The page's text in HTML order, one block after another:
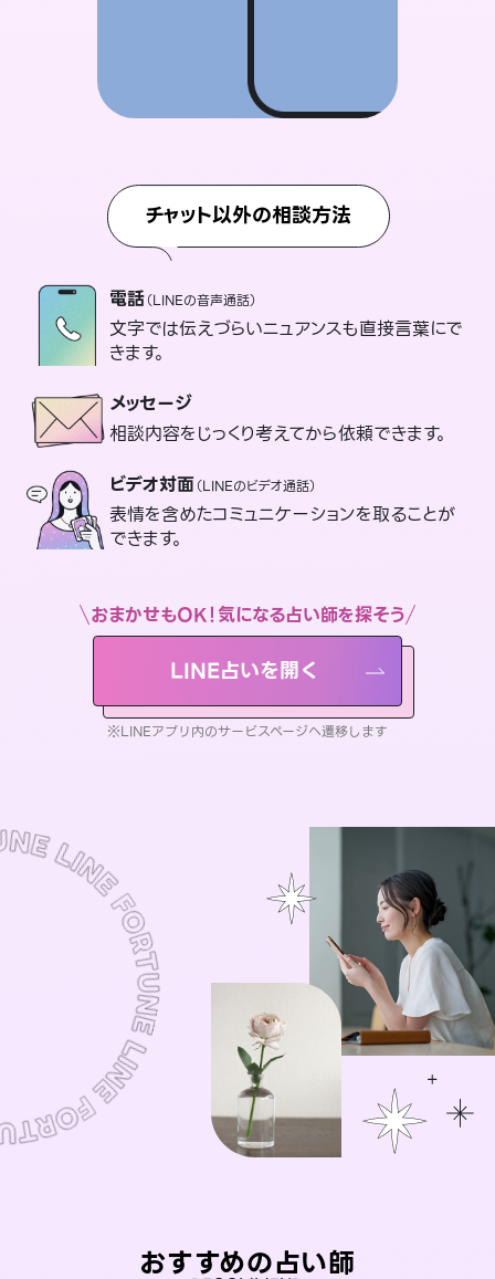
チャット以外の相談方法
電話（LINEの音声通話）
文字では伝えづらいニュアンスも直接言葉にで
きます。
メッセージ
相談内容をじっくり考えてから依頼できます。
ビデオ対面（LINEのビデオ通話）
表情を含めたコミュニケーションを取ることが
できます。
おまかせもOK！気になる占い師を探そう
LINE占いを開く
※LINEアプリ内のサービスページへ遷移します
おすすめの占い師